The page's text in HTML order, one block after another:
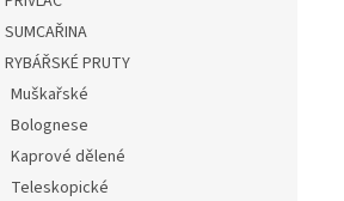
SUMCAŘINA
RYBÁŘSKÉ PRUTY
Muškařské
Bolognese
Kaprové dělené
Teleskopické